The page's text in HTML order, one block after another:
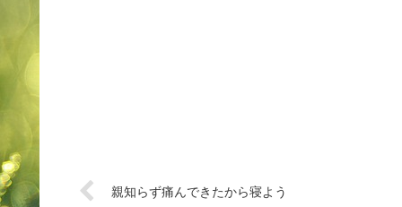
親知らず痛んできたから寝よう